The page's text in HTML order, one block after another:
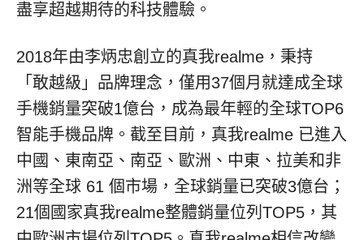
盡享超越期待的科技體驗。
2018年由李炳忠創立的真我realme，秉持
「敢越級」品牌理念，僅用37個月就達成全球
手機銷量突破1億台，成為最年輕的全球TOP6
智能手機品牌。截至目前，真我realme 已進入
中國、東南亞、南亞、歐洲、中東、拉美和非
洲等全球 61 個市場，全球銷量已突破3億台；
21個國家真我realme整體銷量位列TOP5，其